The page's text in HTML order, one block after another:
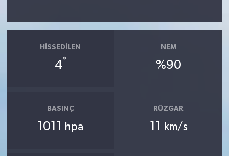
HISSEDILEN
4°
NEM
%90
BASINÇ
1011 hpa
RÜZGAR
11 km/s